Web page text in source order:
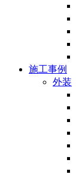
施工事例
外装